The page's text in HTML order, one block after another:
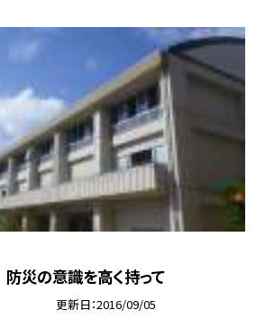
災の意識を高く持って
更新日 2016/09/05